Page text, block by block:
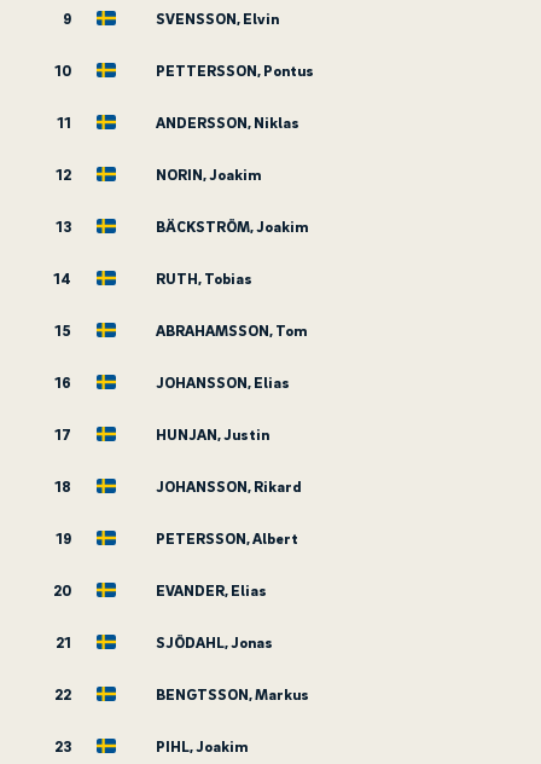
9 SVENSSON, Elvin
10 PETTERSSON, Pontus
11 ANDERSSON, Niklas
12 NORIN, Joakim
13 BÄCKSTRÖM, Joakim
14 RUTH, Tobias
15 ABRAHAMSSON, Tom
16 JOHANSSON, Elias
17 HUNJAN, Justin
18 JOHANSSON, Rikard
19 PETERSSON, Albert
20 EVANDER, Elias
21 SJÖDAHL, Jonas
22 BENGTSSON, Markus
23 PIHL, Joakim